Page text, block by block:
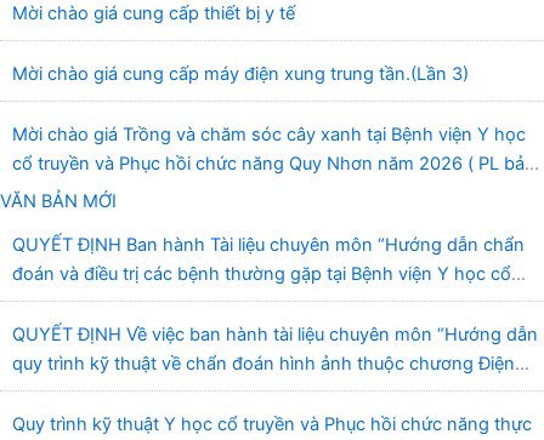
Mời chào giá cung cấp thiết bị y tế
Mời chào giá cung cấp máy điện xung trung tần.(Lần 3)
Mời chào giá Trồng và chăm sóc cây xanh tại Bệnh viện Y học
cổ truyền và Phục hồi chức năng Quy Nhơn năm 2026 ( PL bản
Danh mục hàng hóa, mẫu báo giá kèm theo)
VĂN BẢN MỚI
QUYẾT ĐỊNH Ban hành Tài liệu chuyên môn “Hướng dẫn chẩn
đoán và điều trị các bệnh thường gặp tại Bệnh viện Y học cổ
truyền và Phục hồi chức năng Quy Nhơn”
QUYẾT ĐỊNH Về việc ban hành tài liệu chuyên môn “Hướng dẫn
quy trình kỹ thuật về chẩn đoán hình ảnh thuộc chương Điện
quang”
Quy trình kỹ thuật Y học cổ truyền và Phục hồi chức năng thực